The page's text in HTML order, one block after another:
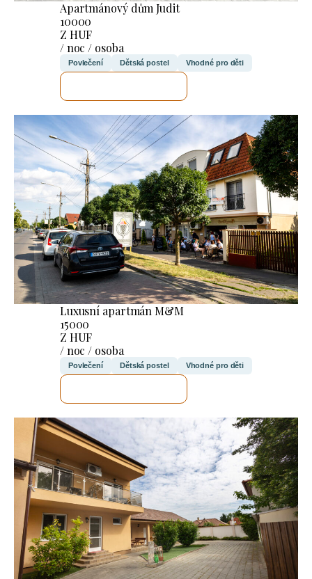
Apartmánový dům Judit
10000
Z HUF
/ noc / osoba
Povlečení Dětská postel Vhodné pro děti
Luxusní apartmán M&M
15000
Z HUF
/ noc / osoba
Povlečení Dětská postel Vhodné pro děti